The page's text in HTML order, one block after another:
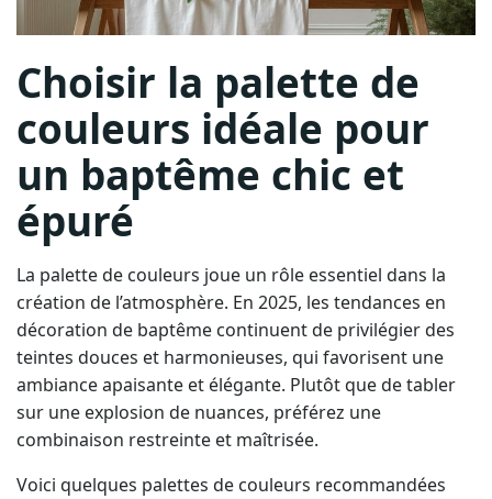
Choisir la palette de
couleurs idéale pour
un baptême chic et
épuré
La palette de couleurs joue un rôle essentiel dans la
création de l’atmosphère. En 2025, les tendances en
décoration de baptême continuent de privilégier des
teintes douces et harmonieuses, qui favorisent une
ambiance apaisante et élégante. Plutôt que de tabler
sur une explosion de nuances, préférez une
combinaison restreinte et maîtrisée.
Voici quelques palettes de couleurs recommandées